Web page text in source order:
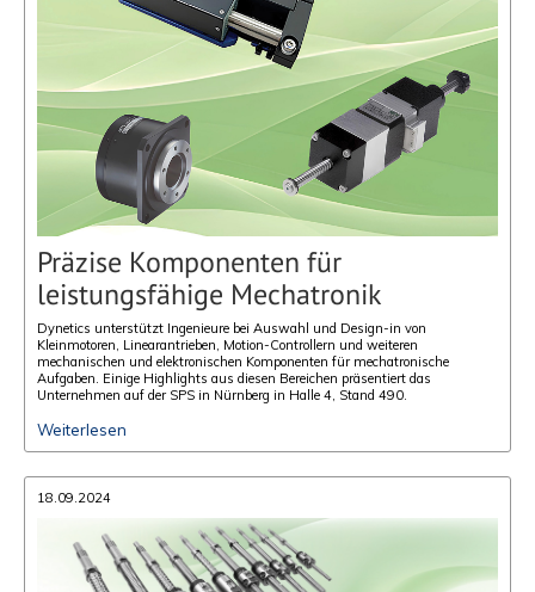
Präzise Komponenten für
leistungsfähige Mechatronik
Dynetics unterstützt Ingenieure bei Auswahl und Design-in von
Kleinmotoren, Linearantrieben, Motion-Controllern und weiteren
mechanischen und elektronischen Komponenten für mechatronische
Aufgaben. Einige Highlights aus diesen Bereichen präsentiert das
Unternehmen auf der SPS in Nürnberg in Halle 4, Stand 490.
Weiterlesen
18.09.2024